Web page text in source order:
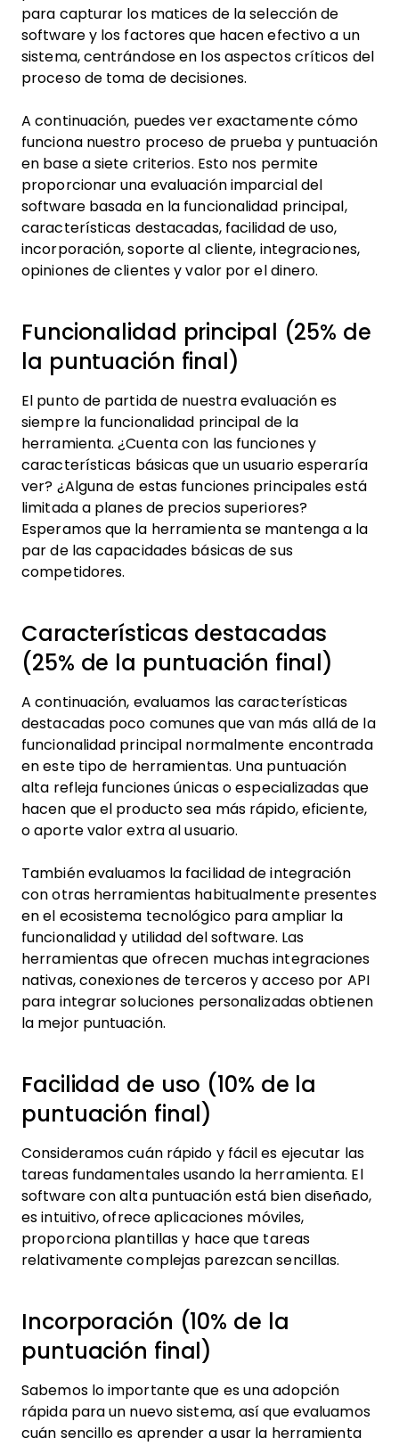
para capturar los matices de la selección de
software y los factores que hacen efectivo a un
sistema, centrándose en los aspectos críticos del
proceso de toma de decisiones.
A continuación, puedes ver exactamente cómo
funciona nuestro proceso de prueba y puntuación
en base a siete criterios. Esto nos permite
proporcionar una evaluación imparcial del
software basada en la funcionalidad principal,
características destacadas, facilidad de uso,
incorporación, soporte al cliente, integraciones,
opiniones de clientes y valor por el dinero.
Funcionalidad principal (25% de
la puntuación final)
El punto de partida de nuestra evaluación es
siempre la funcionalidad principal de la
herramienta. ¿Cuenta con las funciones y
características básicas que un usuario esperaría
ver? ¿Alguna de estas funciones principales está
limitada a planes de precios superiores?
Esperamos que la herramienta se mantenga a la
par de las capacidades básicas de sus
competidores.
Características destacadas
(25% de la puntuación final)
A continuación, evaluamos las características
destacadas poco comunes que van más allá de la
funcionalidad principal normalmente encontrada
en este tipo de herramientas. Una puntuación
alta refleja funciones únicas o especializadas que
hacen que el producto sea más rápido, eficiente,
o aporte valor extra al usuario.
También evaluamos la facilidad de integración
con otras herramientas habitualmente presentes
en el ecosistema tecnológico para ampliar la
funcionalidad y utilidad del software. Las
herramientas que ofrecen muchas integraciones
nativas, conexiones de terceros y acceso por API
para integrar soluciones personalizadas obtienen
la mejor puntuación.
Facilidad de uso (10% de la
puntuación final)
Consideramos cuán rápido y fácil es ejecutar las
tareas fundamentales usando la herramienta. El
software con alta puntuación está bien diseñado,
es intuitivo, ofrece aplicaciones móviles,
proporciona plantillas y hace que tareas
relativamente complejas parezcan sencillas.
Incorporación (10% de la
puntuación final)
Sabemos lo importante que es una adopción
rápida para un nuevo sistema, así que evaluamos
cuán sencillo es aprender a usar la herramienta